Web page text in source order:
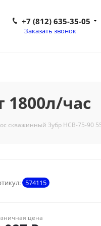
+7 (812) 635-35-05
Заказать звонок
1800л/час
скважинный Зубр НСВ-75-90
574115
цена